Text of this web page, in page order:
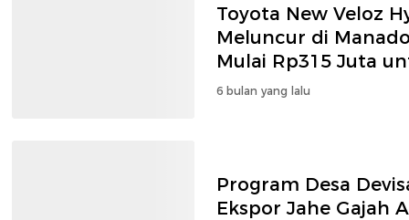
Toyota New Veloz
Meluncur di
Mulai Rp315 Juta
6 bulan yang lalu
Program Desa
Ekspor Jahe Gajah